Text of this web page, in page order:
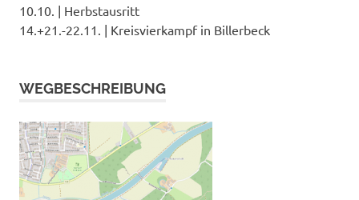
10.10. | Herbstausritt
14.+21.-22.11. | Kreisvierkampf in Billerbeck
WEGBESCHREIBUNG